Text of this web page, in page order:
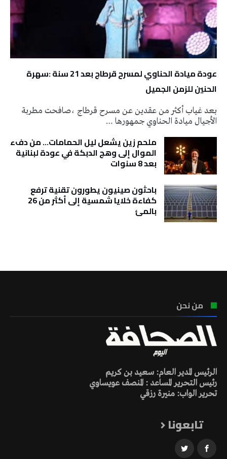
عودة ميادة الحناوي لمسرح قرطاج بعد 21 سنة :سهرة
الحنين للزمن الجميل
بعد غياب أكثر من عقدين عن مسرح قرطاج ،صافحت مطربة
الأجيال ميادة الحناوي جمهورها …
ملحم زين يشعل ليل الحمامات… من دفء
الموال إلى وهج الدبكة في عودة لبنانية
بعد 8 سنوات
باحثون صينيون يطورون تقنية ترفع
كفاءة خلايا شمسية إلى أكثر من 26
بالمئ
من نحن
الرئيس المدير العام: سعيد بن كريم
رئيس التحرير المساعد : المنصف عويساوي
تحرير الواب: منيرة رزقي
تابعونا